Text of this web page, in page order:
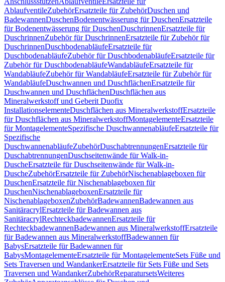
AblaufventileZubehörErsatzteile für ZubehörDuschen und
BadewannenDuschenBodenentwässerung für DuschenErsatzteile
für Bodenentwässerung für DuschenDuschrinnenErsatzteile für
DuschrinnenZubehör für DuschrinnenErsatzteile für Zubehör für
DuschrinnenDuschbodenabläufeErsatzteile für
DuschbodenabläufeZubehör für DuschbodenabläufeErsatzteile für
Zubehör für DuschbodenabläufeWandabläufeErsatzteile für
WandabläufeZubehör für WandabläufeErsatzteile für Zubehör für
WandabläufeDuschwannen und DuschflächenErsatzteile für
Duschwannen und DuschflächenDuschflächen aus
Mineralwerkstoff und Geberit Duofix
InstallationselementeDuschflächen aus MineralwerkstoffErsatzteile
für Duschflächen aus MineralwerkstoffMontagelementeErsatzteile
für MontagelementeSpezifische DuschwannenabläufeErsatzteile für
Spezifische
DuschwannenabläufeZubehörDuschabtrennungenErsatzteile für
DuschabtrennungenDuschseitenwände für Walk-in-
DuscheErsatzteile für Duschseitenwände für Walk-in-
DuscheZubehörErsatzteile für ZubehörNischenablageboxen für
DuschenErsatzteile für Nischenablageboxen für
DuschenNischenablageboxenErsatzteile für
NischenablageboxenZubehörBadewannenBadewannen aus
SanitäracrylErsatzteile für Badewannen aus
SanitäracrylRechteckbadewannenErsatzteile für
RechteckbadewannenBadewannen aus MineralwerkstoffErsatzteile
für Badewannen aus MineralwerkstoffBadewannen für
BabysErsatzteile für Badewannen für
BabysMontagelementeErsatzteile für MontagelementeSets Füße und
Sets Traversen und WandankerErsatzteile für Sets Füße und Sets
Traversen und WandankerZubehörReparatursetsWeiteres